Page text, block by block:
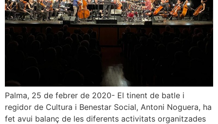
Palma, 25 de febrer de 2020- El tinent de batle i
regidor de Cultura i Benestar Social, Antoni Noguera, ha
fet avui balanç de les diferents activitats organitzades